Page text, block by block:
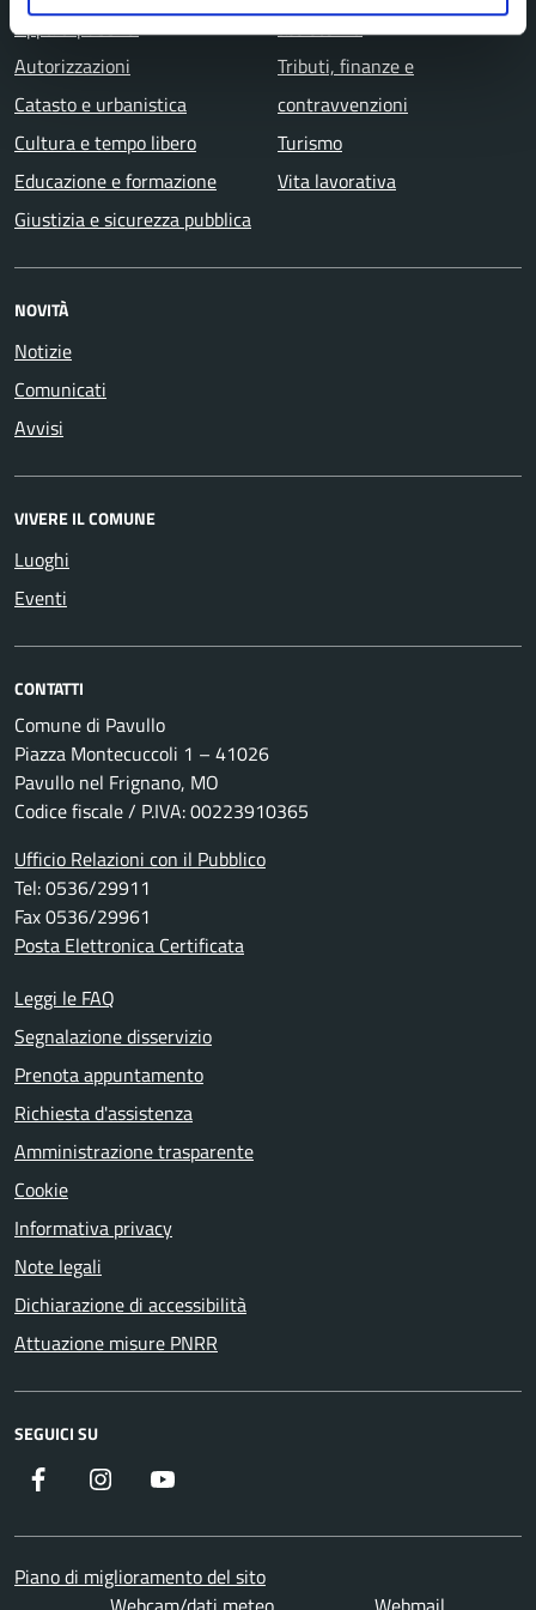
Appalti pubblici
Autorizzazioni
Catasto e urbanistica
Cultura e tempo libero
Educazione e formazione
Giustizia e sicurezza pubblica
assistenza
Tributi, finanze e
contravvenzioni
Turismo
Vita lavorativa
NOVITÀ
Notizie
Comunicati
Avvisi
VIVERE IL COMUNE
Luoghi
Eventi
CONTATTI
Comune di Pavullo
Piazza Montecuccoli 1 – 41026
Pavullo nel Frignano, MO
Codice fiscale / P.IVA: 00223910365
Ufficio Relazioni con il Pubblico
Tel: 0536/29911
Fax 0536/29961
Posta Elettronica Certificata
Leggi le FAQ
Segnalazione disservizio
Prenota appuntamento
Richiesta d'assistenza
Amministrazione trasparente
Cookie
Informativa privacy
Note legali
Dichiarazione di accessibilità
Attuazione misure PNRR
SEGUICI SU
Facebook Instagram
Piano di miglioramento del sito